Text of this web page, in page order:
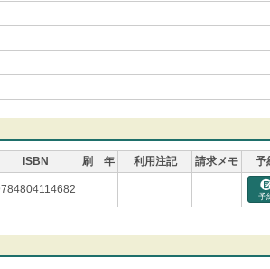
ISBN 刷 年 利用注記 請求メモ 予
予